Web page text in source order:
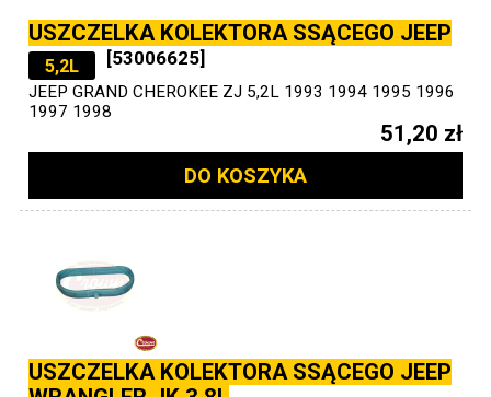
USZCZELKA KOLEKTORA SSĄCEGO JEEP
5,2L [53006625]
JEEP GRAND CHEROKEE ZJ 5,2L 1993 1994 1995 1996
1997 1998
51,20 zł
DO KOSZYKA
USZCZELKA KOLEKTORA SSĄCEGO JEEP